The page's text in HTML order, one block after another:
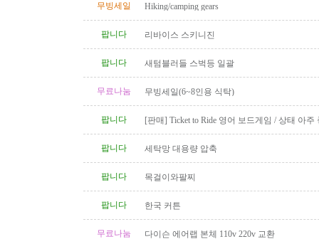
무빙세일 Hiking/camping gears
팝니다 리바이스 스키니진
팝니다 새텀블러들 스벅등 일괄
무료나눔 무빙세일(6~8인용 식탁)
팝니다
[판매] Ticket to Ride 영어 보드게임 / 상태 아주
팝니다
세탁망 대용량 압축
팝니다 목걸이와팔찌
팝니다 한국 커튼
무료나눔 다이슨 에어랩 본체 110v 220v 교환